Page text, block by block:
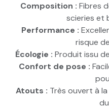
Composition : Fibres
scieries et
Performance :
risque
Écologie : Produit issu
Confort de pose :
Atouts : Très ouvert à